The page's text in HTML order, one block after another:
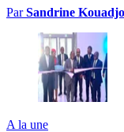
ParSandrine Kouadjo
A la une